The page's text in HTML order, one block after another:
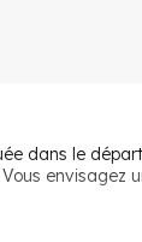
dans le
envisagez